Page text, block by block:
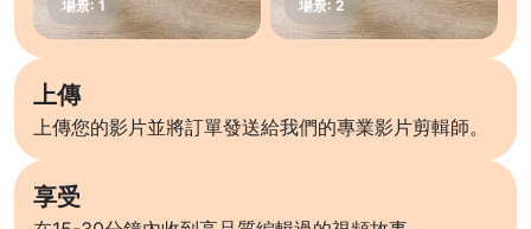
上傳
上傳您的影片並將訂單發送給我們的專業影片剪輯師。
享受